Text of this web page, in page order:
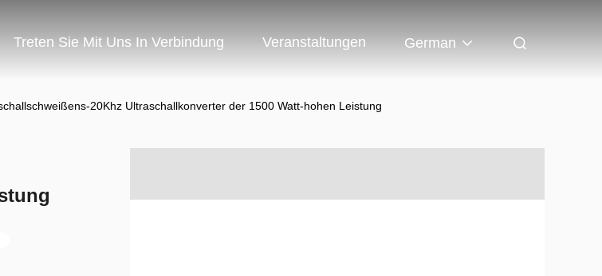
Treten Sie Mit Uns In Verbindung Veranstaltungen German
20Khz Ultraschallkonverter der 1500 Watt-hohen Leistung